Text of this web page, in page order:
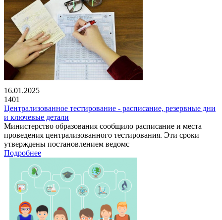
16.01.2025
1401
Централизованное тестирование - расписание, резервные дни
и ключевые детали
Министерство образования сообщило расписание и места
проведения централизованного тестирования. Эти сроки
утверждены постановлением ведомс
Подробнее